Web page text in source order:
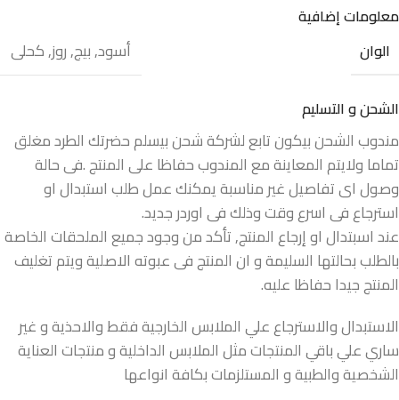
معلومات إضافية
الوان
أسود,بيج,روز,كحلى
الشحن و التسليم
مندوب الشحن بيكون تابع لشركة شحن بيسلم حضرتك الطرد مغلق
تماما ولايتم المعاينة مع المندوب حفاظا على المنتج .فى حالة
وصول اى تفاصيل غير مناسبة يمكنك عمل طلب استبدال او
استرجاع فى اسرع وقت وذلك فى اوردر جديد.
عند اسبتدال او إرجاع المنتج, تأكد من وجود جميع الملحقات الخاصة
بالطلب بحالتها السليمة و ان المنتج فى عبوته الاصلية ويتم تغليف
المنتج جيدا حفاظا عليه.
الاستبدال والاسترجاع علي الملابس الخارجية فقط والاحذية و غير
ساري علي باقي المنتجات مثل الملابس الداخلية و منتجات العناية
الشخصية والطبية و المستلزمات بكافة انواعها